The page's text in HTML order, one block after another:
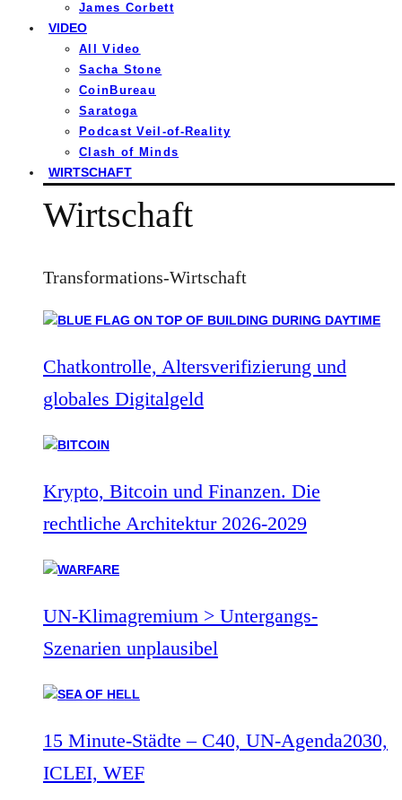
James Corbett
VIDEO
All Video
Sacha Stone
CoinBureau
Saratoga
Podcast Veil-of-Reality
Clash of Minds
WIRTSCHAFT
Wirtschaft
Transformations-Wirtschaft
Chatkontrolle, Altersverifizierung und
globales Digitalgeld
Krypto, Bitcoin und Finanzen. Die
rechtliche Architektur 2026-2029
UN-Klimagremium > Untergangs-
Szenarien unplausibel
15 Minute-Städte – C40, UN-Agenda2030,
ICLEI, WEF